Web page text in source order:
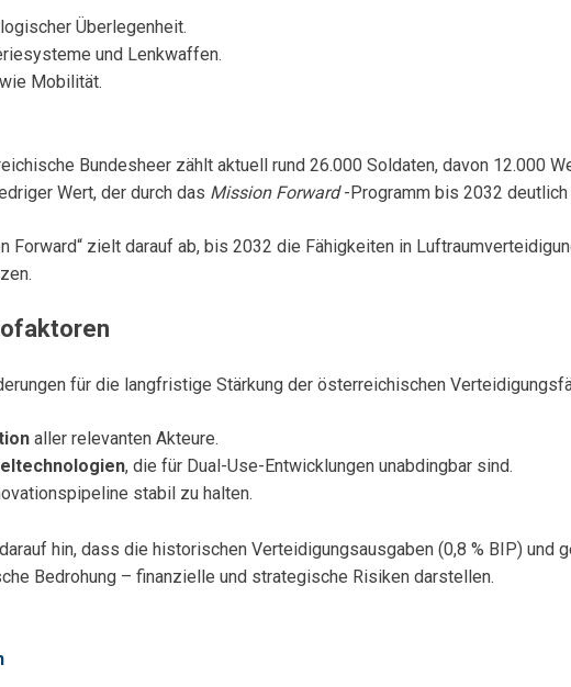
Überlegenheit.
und Lenkwaffen.
Mobilität.
Bundesheer zählt aktuell rund 26.000 Soldaten, davon 12.000
Wert, der durch das Mission Forward-Programm bis 2032 deutlich
Forward“ zielt darauf ab, bis 2032 die Fähigkeiten in
für die langfristige Stärkung der österreichischen
aller relevanten Akteure.
, die für Dual-Use-Entwicklungen unabdingbar sind.
stabil zu halten.
hin, dass die historischen Verteidigungsausgaben (0,8 % BIP)
Bedrohung – finanzielle und strategische Risiken darstellen.